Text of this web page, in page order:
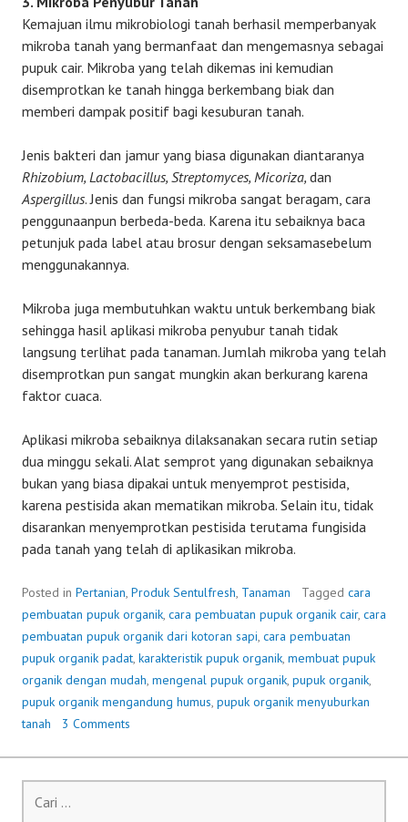
Kemajuan ilmu mikrobiologi tanah berhasil memperbanyak
mikroba tanah yang bermanfaat dan mengemasnya sebagai
pupuk cair. Mikroba yang telah dikemas ini kemudian
disemprotkan ke tanah hingga berkembang biak dan
memberi dampak positif bagi kesuburan tanah.
Jenis bakteri dan jamur yang biasa digunakan diantaranya
Rhizobium, Lactobacillus, Streptomyces, Micoriza, dan
Aspergillus. Jenis dan fungsi mikroba sangat beragam, cara
penggunaanpun berbeda-beda. Karena itu sebaiknya baca
petunjuk pada label atau brosur dengan seksamasebelum
menggunakannya.
Mikroba juga membutuhkan waktu untuk berkembang biak
sehingga hasil aplikasi mikroba penyubur tanah tidak
langsung terlihat pada tanaman. Jumlah mikroba yang telah
disemprotkan pun sangat mungkin akan berkurang karena
faktor cuaca.
Aplikasi mikroba sebaiknya dilaksanakan secara rutin setiap
dua minggu sekali. Alat semprot yang digunakan sebaiknya
bukan yang biasa dipakai untuk menyemprot pestisida,
karena pestisida akan mematikan mikroba. Selain itu, tidak
disarankan menyemprotkan pestisida terutama fungisida
pada tanah yang telah di aplikasikan mikroba.
Posted in Pertanian, Produk Sentulfresh, Tanaman Tagged cara
pembuatan pupuk organik, cara pembuatan pupuk organik cair, cara
pembuatan pupuk organik dari kotoran sapi, cara pembuatan
pupuk organik padat, karakteristik pupuk organik, membuat pupuk
organik dengan mudah, mengenal pupuk organik, pupuk organik,
pupuk organik mengandung humus, pupuk organik menyuburkan
tanah
3 Comments
untuk: